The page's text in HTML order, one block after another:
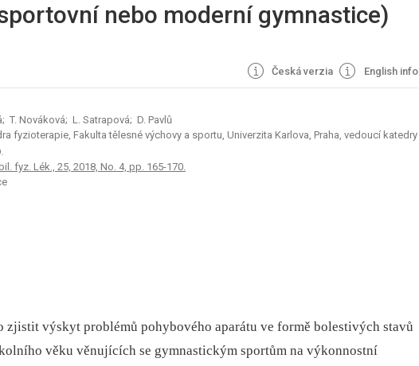
nebo moderní gymnastice)
Česká verzia English info
T. Nováková; L. Satrapová; D. Pavlů
fyzioterapie, Fakulta tělesné výchovy a sportu, Univerzita Karlova, Praha, vedoucí katedry
fyz. Lék., 25, 2018, No. 4, pp. 165-170.
výskyt problémů pohybového aparátu ve formě bolestivých stavů
věku věnujících se gymnastickým sportům na výkonnostní